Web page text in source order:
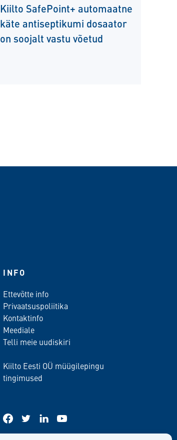
Kiilto SafePoint+ automaatne
käte antiseptikumi dosaator
on soojalt vastu võetud
INFO
Ettevõtte info
Privaatsuspoliitika
Kontaktinfo
Meediale
Telli meie uudiskiri
Kiilto Eesti OÜ müügilepingu
tingimused
facebook
twitter linkedinyoutube